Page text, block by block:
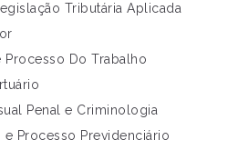
Tributária Aplicada
Processo Do Trabalho
Penal e Criminologia
Processo Previdenciário